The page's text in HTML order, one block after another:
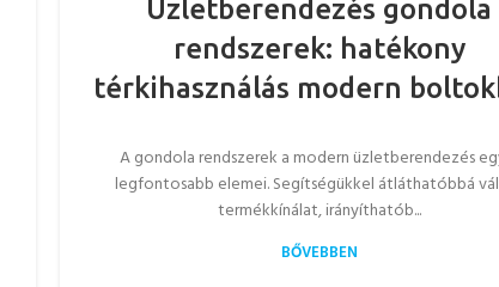
Üzletberendezés gondola
rendszerek: hatékony
térkihasználás modern
A gondola rendszerek a modern üzletberendezés
legfontosabb elemei. Segítségükkel átláthatóbbá
termékkínálat, irányíthatób...
BŐVEBBEN